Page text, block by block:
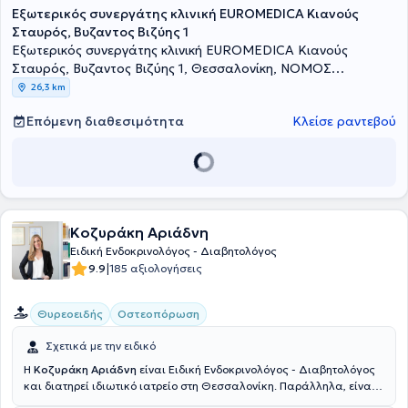
απασχόλησης στο Εθνικό Σύστημα Υγείας της Ιταλίας στο
Νοσοκομείο "Santissima Annunziata" του Σαβιλιάνο της Ιταλίας,
στο Πανεπιστημιακό Νοσοκομείο "Città della Salute e della
Scienza", του Τορίνο της Ιταλίας. Είναι εξειδικευμένη στο
σακχαρώδη διαβήτη, στο θυρεοειδή, στις διαταραχές εμμήνου
ρύσεως, στην οστεοπόρωση, το μεταβολισμό και στη
επιστημονικών εργασιών σε ενδοκρινολογικά ιατρικά περιοδικά.
Εξωτερικός συνεργάτης κλινική EUROMEDICA Κιανούς
Σταυρός, Βυζαντος Βιζύης 1
Εξωτερικός συνεργάτης κλινική EUROMEDICA Κιανούς
Σταυρός, Βυζαντος Βιζύης 1, Θεσσαλονίκη, ΝΟΜΟΣ
ΘΕΣΣΑΛΟΝΙΚΗΣ
26,3 km
Επόμενη διαθεσιμότητα Κλείσε ραντεβού
Κοζυράκη Αριάδνη
Ειδική Ενδοκρινολόγος - Διαβητολόγος
9.9|185 αξιολογήσεις
Θυρεοειδής Οστεοπόρωση
Σχετικά με την ειδικό
Η Κοζυράκη Αριάδνη είναι Ειδική Ενδοκρινολόγος - Διαβητολόγος
και διατηρεί ιδιωτικό ιατρείο στη Θεσσαλονίκη. Παράλληλα, είναι